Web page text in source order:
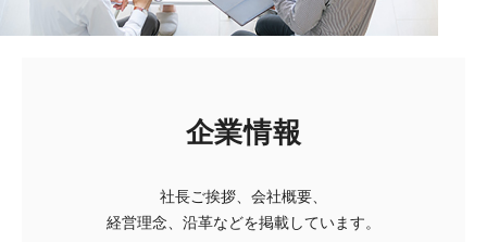
企業情報
社長ご挨拶、会社概要、
経営理念、沿革などを掲載しています。